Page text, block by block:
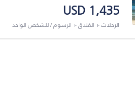
USD 1,435
الرحلات + الفندق + الرسوم / للشخص الواحد